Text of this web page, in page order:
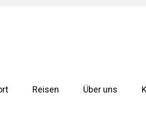
Reisen Über uns